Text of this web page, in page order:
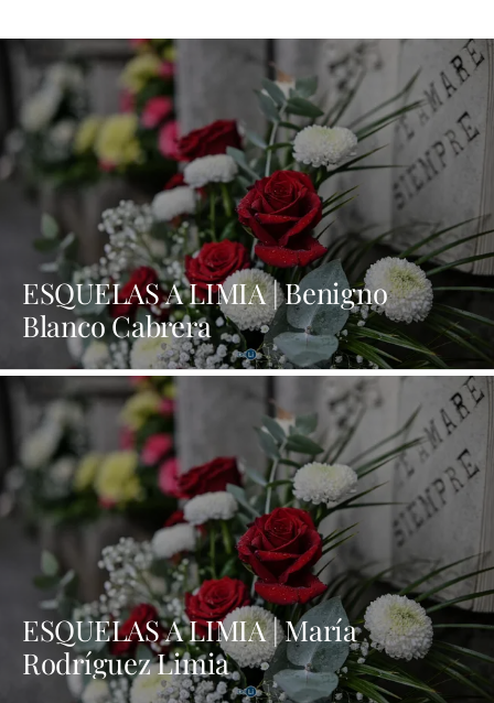
ESQUELAS A LIMIA | Benigno
Blanco Cabrera
ESQUELAS A LIMIA | María
Rodríguez Limia